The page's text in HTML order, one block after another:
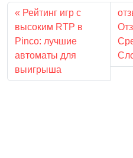
Рейтинг игр с
высоким RTP в
Pinco: лучшие
автоматы для
выигрыша